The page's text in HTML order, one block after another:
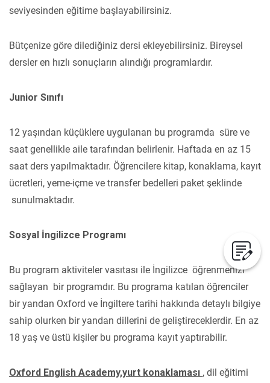
seviyesinden eğitime başlayabilirsiniz.
Bütçenize göre dilediğiniz dersi ekleyebilirsiniz. Bireysel
dersler en hızlı sonuçların alındığı programlardır.
Junior Sınıfı
12 yaşından küçüklere uygulanan bu programda süre ve
saat genellikle aile tarafından belirlenir. Haftada en az 15
saat ders yapılmaktadır. Öğrencilere kitap, konaklama, kayıt
ücretleri, yeme-içme ve transfer bedelleri paket şeklinde
sunulmaktadır.
Sosyal İngilizce Programı
Bu program aktiviteler vasıtası ile İngilizce öğrenmenizi
sağlayan bir programdır. Bu programa katılan öğrenciler
bir yandan Oxford ve İngiltere tarihi hakkında detaylı bilgiye
sahip olurken bir yandan dillerini de geliştireceklerdir. En az
18 yaş ve üstü kişiler bu programa kayıt yaptırabilir.
Oxford English Academy,yurt konaklaması , dil eğitimi